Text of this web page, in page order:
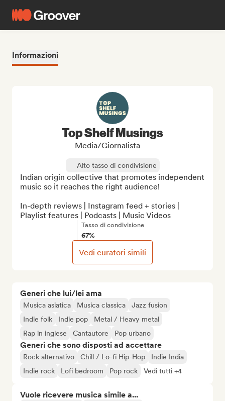
Informazioni
Generi che lui/lei ama
Musica asiatica Musica classica
Jazz fusion
Indie folk
Indie pop
Metal / Heavy metal
Rap in inglese
Cantautore Pop urbano
Generi che sono disposti ad accettare
Rock alternativo Chill / Lo-fi Hip-Hop
Indie India
Indie rock
Lofi bedroom Pop rock Vedi tutti +4
Vuole ricevere musica simile a...
Top Shelf Musings
Media/Giornalista
Alto tasso di condivisione
Indian origin collective that promotes independent
music so it reaches the right audience!
In-depth reviews | Instagram feed + stories |
Playlist features | Podcasts | Music Videos
Tasso di condivisione
67%
Vedi curatori simili